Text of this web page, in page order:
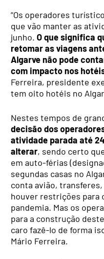
“Os operadores
que vão manter as
junho.O que significa
retomar as viagens
Algarve não pode
com impacto nos
Ferreira, presidente
tem oito hotéis no
Nestes tempos de
decisão dos
atividade parada até
alterar, sendo certo
em auto-férias
segundas casas no
conta avião,
houver restrições para
pandemia. Mas os
para a construção
caro fazê-lo de forma
Mário Ferreira.